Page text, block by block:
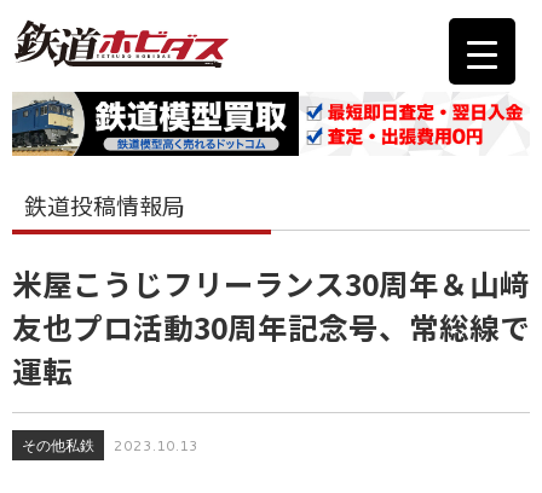
鉄道投稿情報局
米屋こうじフリーランス30周年＆山﨑
友也プロ活動30周年記念号、常総線で
運転
その他私鉄 2023.10.13